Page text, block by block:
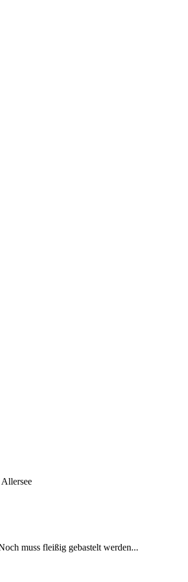
muss fleißig gebastelt werden...